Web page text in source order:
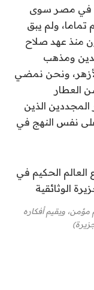
في مصر سوى
ولم يبق
منذ عهد صلاح
ومذهب
ونحن نمضي
العطار
الذين
على نفس النهج في
ويقيم أفكاره